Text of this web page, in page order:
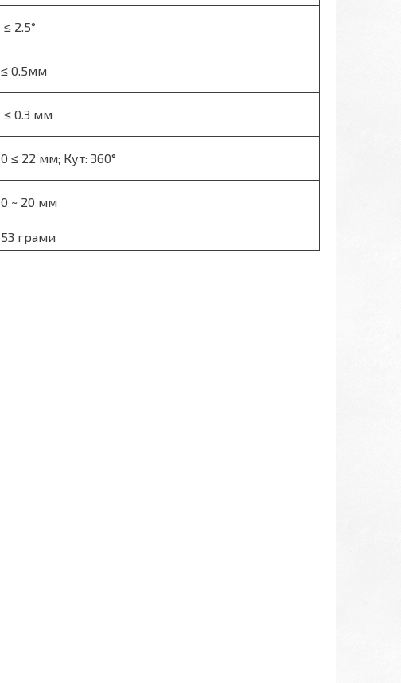
≤ 2.5°
≤ 0.5мм
≤ 0.3 мм
0 ≤ 22 мм; Кут: 360°
0 ~ 20 мм
53 грами